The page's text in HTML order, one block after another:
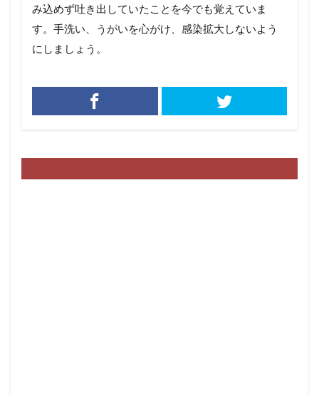
み込めず吐き出していたことを今でも覚えていま
す。手洗い、うがいを心がけ、感染拡大しないよう
にしましょう。